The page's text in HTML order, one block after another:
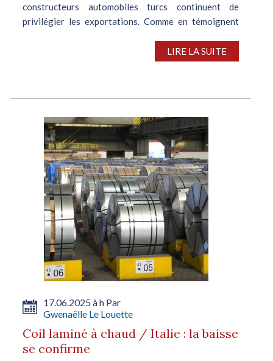
constructeurs automobiles turcs continuent de
privilégier les exportations. Comme en témoignent
demande émanant de l’étranger consolide son...
LIRE LA SUITE
17.06.2025 à h Par
Gwenaëlle Le Louette
Coil laminé à chaud / Italie : la baisse
se confirme